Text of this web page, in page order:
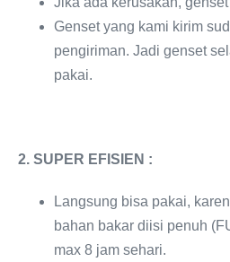
Genset yang kami kirim
pengiriman. Jadi genset
pakai.
2. SUPER EFISIEN :
Langsung bisa pakai,
bahan bakar diisi penuh
max 8 jam sehari.